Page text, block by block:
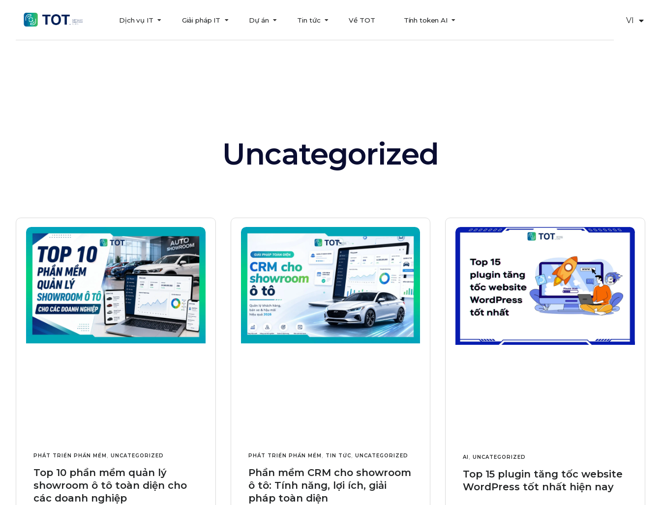
Dịch vụ IT Giải pháp IT Dự án Tin tức Về TOT Tính token AI VI
EN
Uncategorized
PHÁT TRIỂN PHẦN MỀM UNCATEGORIZED
Top 10 phần mềm quản lý
showroom ô tô toàn diện cho
các doanh nghiệp
PHÁT TRIỂN PHẦN MỀM TIN TỨC UNCATEGORIZED
Phần mềm CRM cho showroom
ô tô: Tính năng, lợi ích, giải
pháp toàn diện
AI ,UNCATEGORIZED
Top 15 plugin tăng tốc website
WordPress tốt nhất hiện nay